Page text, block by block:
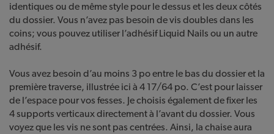
identiques ou de même style pour le dessus et les deux côtés
du dossier. Vous n’avez pas besoin de vis doubles dans les
coins; vous pouvez utiliser l’adhésif Liquid Nails ou un autre
adhésif.
Vous avez besoin d’au moins 3 po entre le bas du dossier et la
première traverse, illustrée ici à 4 17/64 po. C’est pour laisser
de l’espace pour vos fesses. Je choisis également de fixer les
4 supports verticaux directement à l’avant du dossier. Vous
voyez que les vis ne sont pas centrées. Ainsi, la chaise aura